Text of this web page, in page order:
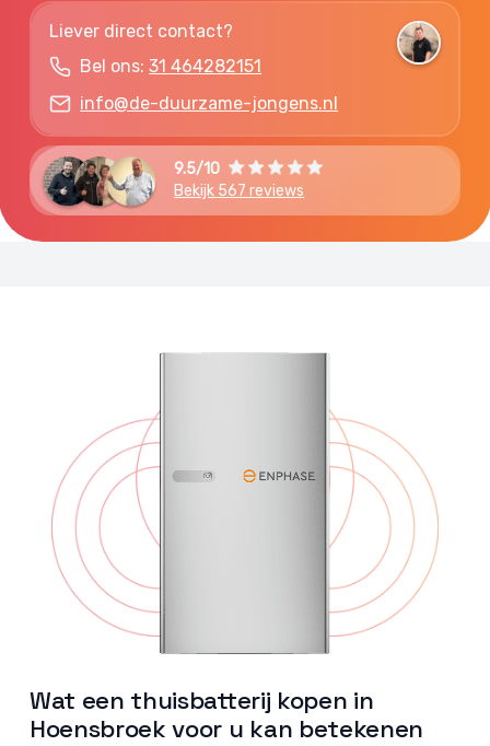
Liever direct contact?
Bel ons:31 464282151
info@de-duurzame-jongens.nl
9.5/10
Bekijk 567 reviews
Wat een thuisbatterij kopen in
Hoensbroek voor u kan betekenen